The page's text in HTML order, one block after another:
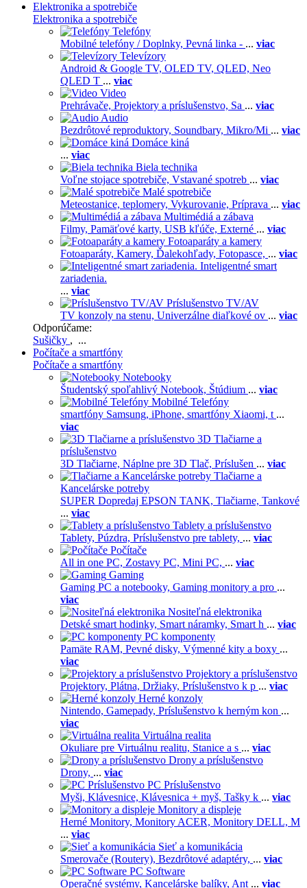
Elektronika a spotrebiče
Elektronika a spotrebiče
Telefóny
Mobilné telefóny / Doplnky, Pevná linka - ... viac
Televízory
Android & Google TV, OLED TV, QLED, Neo
QLED T ... viac
Video
Prehrávače, Projektory a príslušenstvo, Sa ... viac
Audio
Bezdrôtové reproduktory, Soundbary, Mikro/Mi ... viac
Domáce kiná
... viac
Biela technika
Voľne stojace spotrebiče, Vstavané spotreb ... viac
Malé spotrebiče
Meteostanice, teplomery, Vykurovanie, Príprava ... viac
Multimédiá a zábava
Filmy, Pamäťové karty, USB kľúče, Externé ... viac
Fotoaparáty a kamery
Fotoaparáty, Kamery, Ďalekohľady, Fotopasce, ... viac
Inteligentné smart
zariadenia.
... viac
Príslušenstvo TV/AV
TV konzoly na stenu, Univerzálne diaľkové ov ... viac
Odporúčame:
Sušičky , ...
Počítače a smartfóny
Počítače a smartfóny
Notebooky
Študentský spoľahlivý Notebook, Štúdium ... viac
Mobilné Telefóny
smartfóny Samsung, iPhone, smartfóny Xiaomi, t ...
viac
3D Tlačiarne a
príslušenstvo
3D Tlačiarne, Náplne pre 3D Tlač, Príslušen ... viac
Tlačiarne a
Kancelárske potreby
SUPER Dopredaj EPSON TANK, Tlačiarne, Tankové
... viac
Tablety a príslušenstvo
Tablety, Púzdra, Príslušenstvo pre tablety, ... viac
Počítače
All in one PC, Zostavy PC, Mini PC, ... viac
Gaming
Gaming PC a notebooky, Gaming monitory a pro ...
viac
Nositeľná elektronika
Detské smart hodinky, Smart náramky, Smart h ... viac
PC komponenty
Pamäte RAM, Pevné disky, Výmenné kity a boxy ...
viac
Projektory a príslušenstvo
Projektory, Plátna, Držiaky, Príslušenstvo k p ... viac
Herné konzoly
Nintendo, Gamepady, Príslušenstvo k herným kon ...
viac
Virtuálna realita
Okuliare pre Virtuálnu realitu, Stanice a s ... viac
Drony a príslušenstvo
Drony, ... viac
PC Príslušenstvo
Myši, Klávesnice, Klávesnica + myš, Tašky k ... viac
Monitory a displeje
Herné Monitory, Monitory ACER, Monitory DELL, M
... viac
Sieť a komunikácia
Smerovače (Routery), Bezdrôtové adaptéry, ... viac
PC Software
Operačné systémy, Kancelárske balíky, Ant ... viac